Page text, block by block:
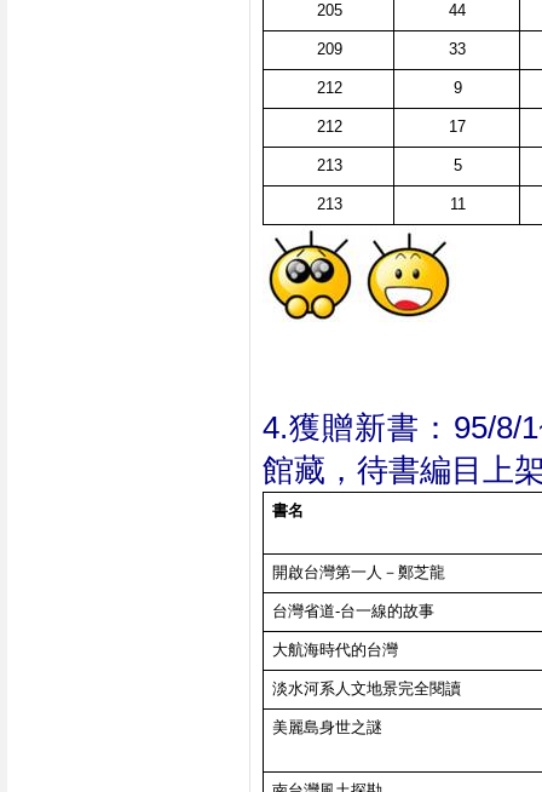
205 44
209 33
212 9
212 17
213 5
213 11
4.獲贈新書：95/8/
館藏，待書編目上
書名
開啟台灣第一人－鄭芝龍
台灣省道-台一線的故事
大航海時代的台灣
淡水河系人文地景完全閱讀
美麗島身世之謎